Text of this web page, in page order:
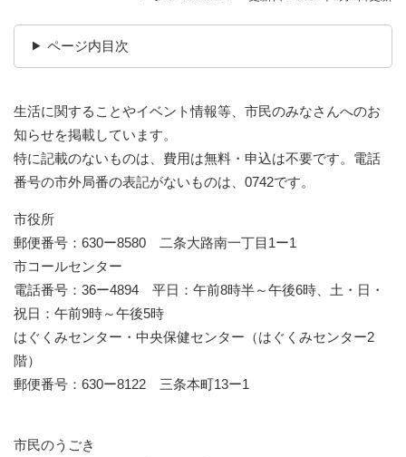
ページ内目次
生活に関することやイベント情報等、市民のみなさんへのお
知らせを掲載しています。
特に記載のないものは、費用は無料・申込は不要です。電話
番号の市外局番の表記がないものは、0742です。
市役所
郵便番号：630ー8580 二条大路南一丁目1ー1
市コールセンター
電話番号：36ー4894 平日：午前8時半～午後6時、土・日・
祝日：午前9時～午後5時
はぐくみセンター・中央保健センター（はぐくみセンター2
階）
郵便番号：630ー8122 三条本町13ー1
市民のうごき